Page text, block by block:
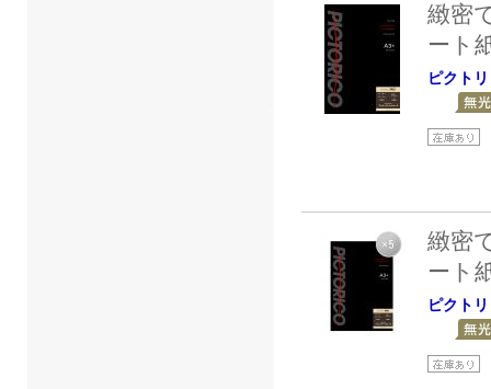
緻密
ート
ピクト
緻密
ート
ピクト